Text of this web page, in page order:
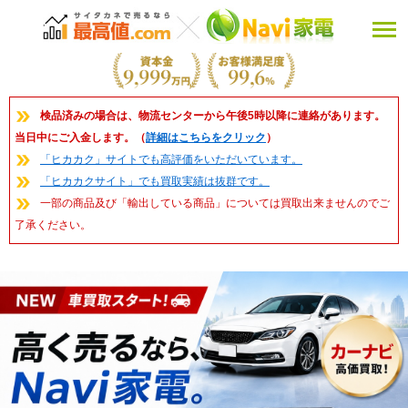
検品済みの場合は、物流センターから午後5時以降に連絡があります。
当日中にご入金します。（詳細はこちらをクリック ）
「ヒカカク」サイトでも高評価をいただいています。
「ヒカカクサイト」でも買取実績は抜群です。
一部の商品及び「輸出している商品」については買取出来ませんのでご
了承ください。